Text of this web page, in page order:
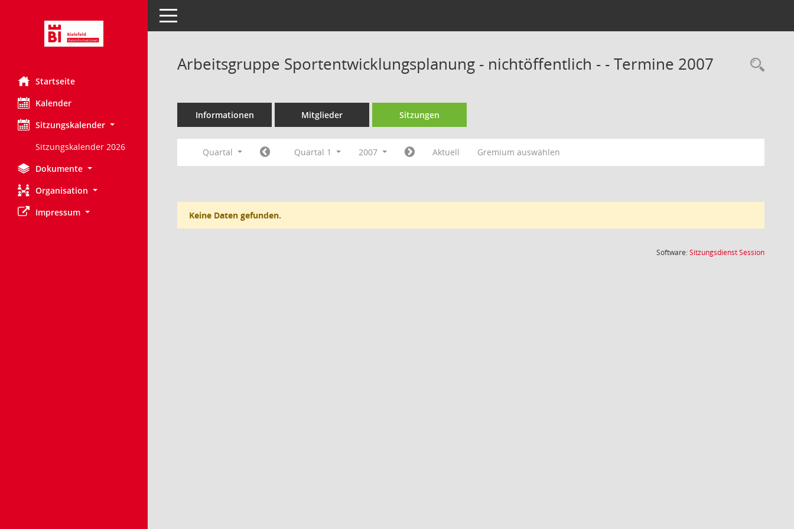
Startseite
Kalender
Sitzungskalender
Sitzungskalender 2026
Dokumente
Organisation
Impressum
Toggle navigation
Arbeitsgruppe Sportentwicklungsplanung - nichtöffentlich - - Termine 2007
Informationen Mitglieder Sitzungen
Quartal Quartal 1 2007 Aktuell Gremium auswählen
Keine Daten gefunden.
Software:SitzungsdienstSession(Wird in